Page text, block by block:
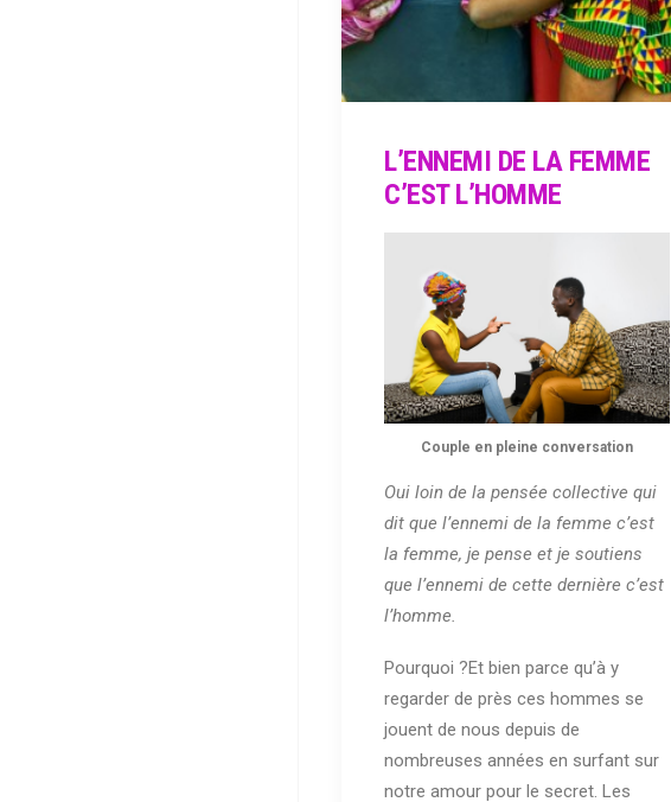
L’ENNEMI DE LA FEMME
C’EST L’HOMME
Couple en pleine conversation
Oui loin de la pensée collective qui
dit que l’ennemi de la femme c’est
la femme, je pense et je soutiens
que l’ennemi de cette dernière c’est
l’homme.
Pourquoi ?Et bien parce qu’à y
regarder de près ces hommes se
jouent de nous depuis de
nombreuses années en surfant sur
notre amour pour le secret. Les